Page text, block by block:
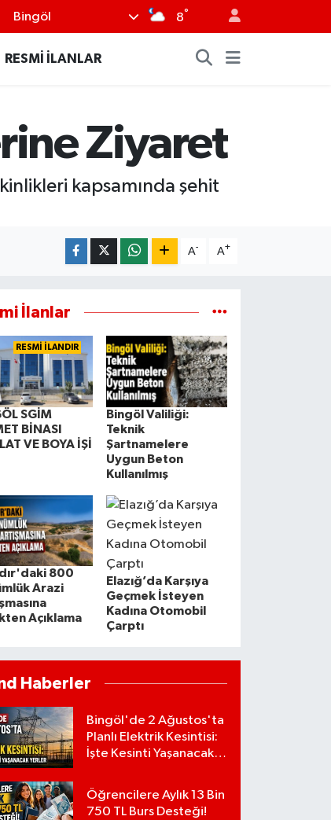
Bingöl 8°
RESMİ İLANLAR
Ziyaret
kapsamında şehit
A- A+
İlanlar
RESMİ İLANDIR
SGİM
BİNASI
VE BOYA İŞİ
Bingöl Valiliği:
Teknik
Şartnamelere
Uygun Beton
Kullanılmış
800
Arazi
Açıklama
Elazığ’da Karşıya
Geçmek İsteyen
Kadına Otomobil
Çarptı
Haberler
Bingöl'de 2 Ağustos'ta
Planlı Elektrik Kesintisi:
İşte Kesinti Yaşanacak
Öğrencilere Aylık 13 Bin
750 TL Burs Desteği!